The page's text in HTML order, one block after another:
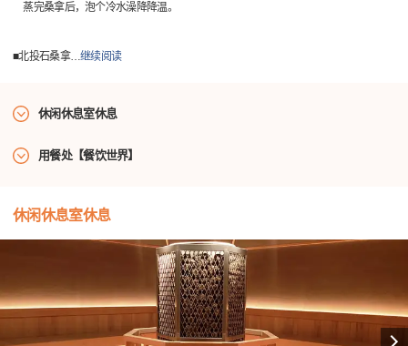
蒸完桑拿后，泡个冷水澡降降温。
■北投石桑拿…继续阅读
休闲休息室休息
用餐处【餐饮世界】
休闲休息室休息